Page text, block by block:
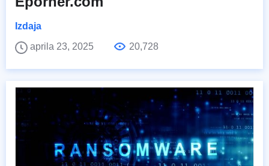
Izdaja
aprila 23, 2025
20,728